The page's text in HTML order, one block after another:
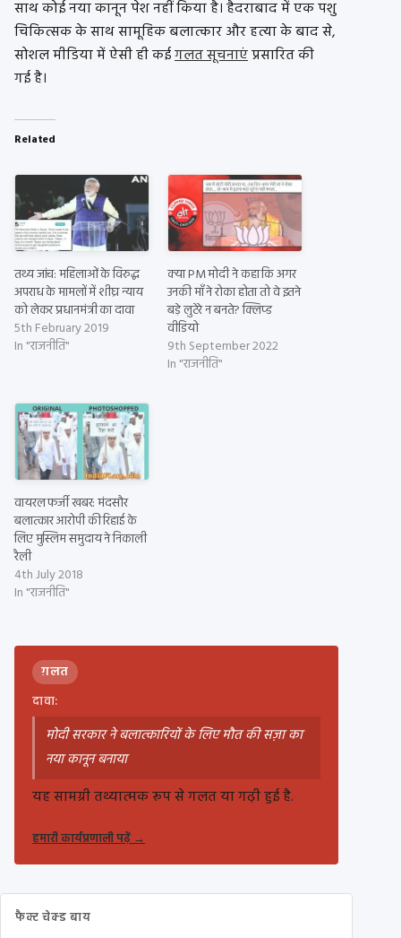
साथ कोई नया कानून पेश नहीं किया है। हैदराबाद में एक पशु
चिकित्सक के साथ सामूहिक बलात्कार और हत्या के बाद से,
सोशल मीडिया में ऐसी ही कईगलत सूचनाएंप्रसारित की
गई है।
Related
तथ्य जांच: महिलाओं के विरुद्ध
अपराध के मामलों में शीघ्र न्याय
को लेकर प्रधानमंत्री का दावा
5th February 2019
In "राजनीति"
क्या PM मोदी ने कहा कि अगर
उनकी माँ ने रोका होता तो वे इतने
बड़े लुटेरे न बनते? क्लिप्ड
वीडियो
9th September 2022
In "राजनीति"
वायरल फर्जी खबर: मंदसौर
बलात्कार आरोपी की रिहाई के
लिए मुस्लिम समुदाय ने निकाली
रैली
4th July 2018
In "राजनीति"
ग़लत
दावा:
मोदी सरकार ने बलात्कारियों के लिए मौत की सज़ा का
नया कानून बनाया
यह सामग्री तथ्यात्मक रूप से गलत या गढ़ी हुई है.
हमारी कार्यप्रणाली पढ़ें→
फैक्ट चेक्ड बाय